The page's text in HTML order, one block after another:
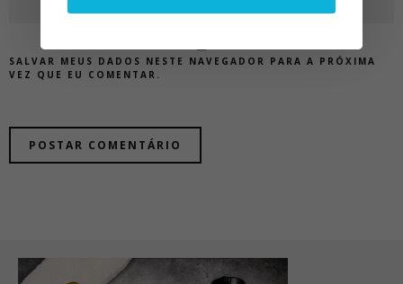
SALVAR MEUS DADOS NESTE NAVEGADOR PARA A PRÓXIMA
VEZ QUE EU COMENTAR.